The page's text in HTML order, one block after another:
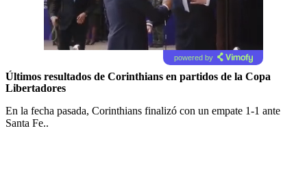
powered by
Últimos resultados de Corinthians en partidos de la Copa
Libertadores
En la fecha pasada, Corinthians finalizó con un empate 1-1 ante
Santa Fe..